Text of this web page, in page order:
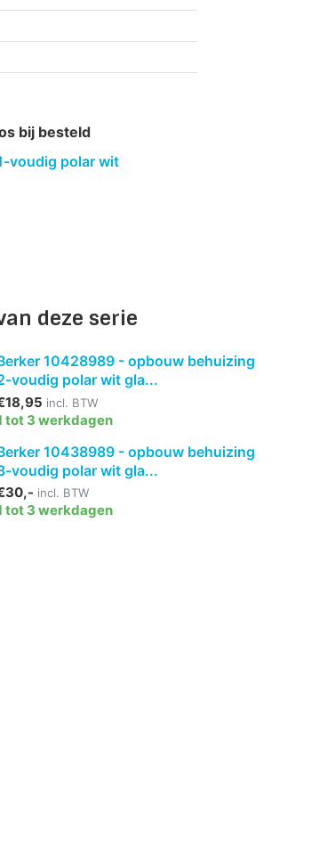
bij besteld
voudig polar wit
deze serie
10428989 - opbouw behuizing
voudig polar wit gla...
incl. BTW
tot 3 werkdagen
10438989 - opbouw behuizing
voudig polar wit gla...
incl. BTW
tot 3 werkdagen